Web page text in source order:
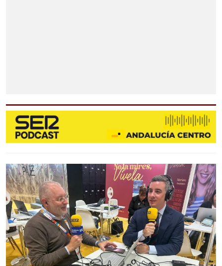
OSUNA
OSUNA
EL SAUCEJO
LANTEJUELA
LOS CORRALES
MARCHENA
MARTÍN DE LA JARA
PUEBLA DE CAZALLA